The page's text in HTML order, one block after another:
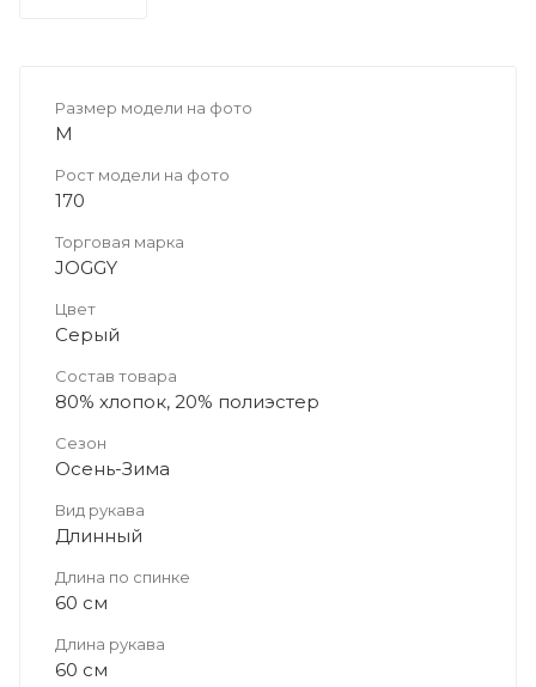
Размер модели на фото
M
Рост модели на фото
170
Торговая марка
JOGGY
Цвет
Серый
Состав товара
80% хлопок, 20% полиэстер
Сезон
Осень-Зима
Вид рукава
Длинный
Длина по спинке
60 см
Длина рукава
60 см